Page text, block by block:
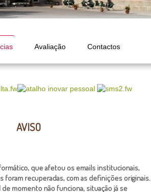
Avaliação Contactos
AVISO
que afetou os emails institucionais,
foram recuperadas, com as definições originais.
de momento não funciona, situação já se